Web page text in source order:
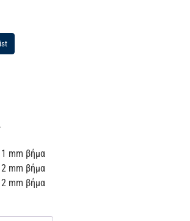
mm βήμα
mm βήμα
mm βήμα